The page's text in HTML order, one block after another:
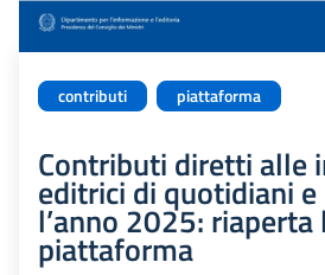
contributi piattaforma
Contributi diretti alle
editrici di quotidiani
l’anno 2025: riaperta
piattaforma